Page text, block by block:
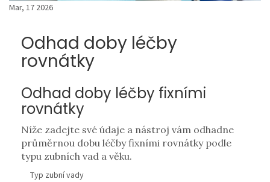
Mar, 17 2026
Odhad doby léčby
rovnátky
Odhad doby léčby fixními
rovnátky
Níže zadejte své údaje a nástroj vám odhadne
průměrnou dobu léčby fixními rovnátky podle
typu zubních vad a věku.
Typ zubní vady